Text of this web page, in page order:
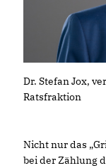
Dr. Stefan Jox,
Ratsfraktion
Nicht nur das
bei der Zählung